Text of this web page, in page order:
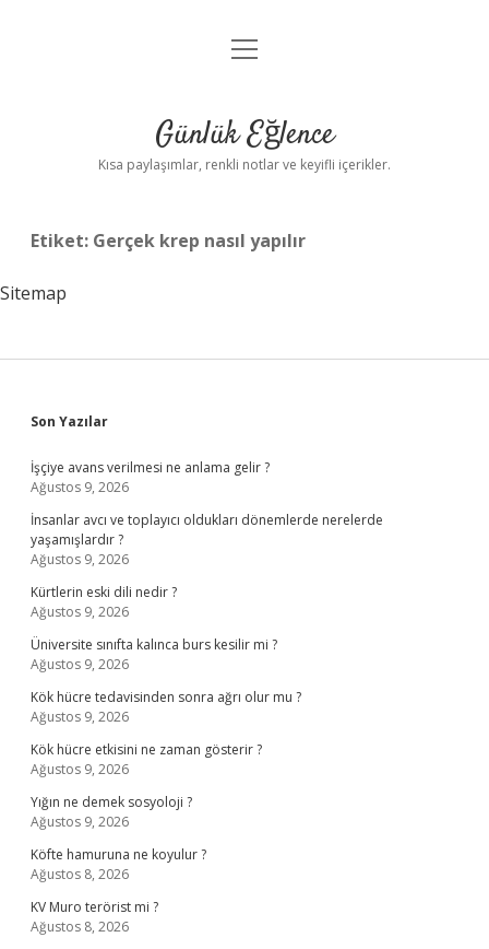
Anasayfa
Yasal Uyarı
menüyü
Günlük Eğlence
Kısa paylaşımlar, renkli notlar ve keyifli içerikler.
Etiket: Gerçek krep nasıl yapılır
Sitemap
Sidebar
Son Yazılar
İşçiye avans verilmesi ne anlama gelir ?
Ağustos 9, 2026
İnsanlar avcı ve toplayıcı oldukları dönemlerde nerelerde
yaşamışlardır ?
Ağustos 9, 2026
Kürtlerin eski dili nedir ?
Ağustos 9, 2026
Üniversite sınıfta kalınca burs kesilir mi ?
Ağustos 9, 2026
Kök hücre tedavisinden sonra ağrı olur mu ?
Ağustos 9, 2026
Kök hücre etkisini ne zaman gösterir ?
Ağustos 9, 2026
Yığın ne demek sosyoloji ?
Ağustos 9, 2026
Köfte hamuruna ne koyulur ?
Ağustos 8, 2026
KV Muro terörist mi ?
Ağustos 8, 2026